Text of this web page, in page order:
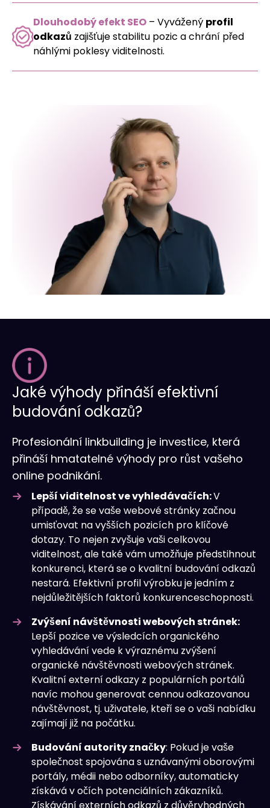
Dlouhodobý efekt SEO – Vyvážený profil
odkazů zajišťuje stabilitu pozic a chrání před
náhlými poklesy viditelnosti.
Jaké výhody přináší efektivní
budování odkazů?
Profesionální linkbuilding je investice, která
přináší hmatatelné výhody pro růst vašeho
online podnikání.
Lepší viditelnost ve vyhledávačích:V
případě, že se vaše webové stránky začnou
umisťovat na vyšších pozicích pro klíčové
dotazy. To nejen zvyšuje vaši celkovou
viditelnost, ale také vám umožňuje předstihnout
konkurenci, která se o kvalitní budování odkazů
nestará. Efektivní profil výrobku je jedním z
nejdůležitějších faktorů konkurenceschopnosti.
Zvýšení návštěvnosti webových stránek:
Lepší pozice ve výsledcích organického
vyhledávání vede k výraznému zvýšení
organické návštěvnosti webových stránek.
Kvalitní externí odkazy z populárních portálů
navíc mohou generovat cennou odkazovanou
návštěvnost, tj. uživatele, kteří se o vaši nabídku
zajímají již na počátku.
Budování autority značky: Pokud je vaše
společnost spojována s uznávanými oborovými
portály, médii nebo odborníky, automaticky
získává v očích potenciálních zákazníků.
Získávání externích odkazů z důvěryhodných